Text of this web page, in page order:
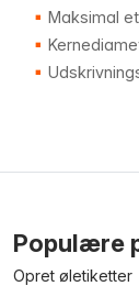
Maksimal
Populære
Opret øletiketter